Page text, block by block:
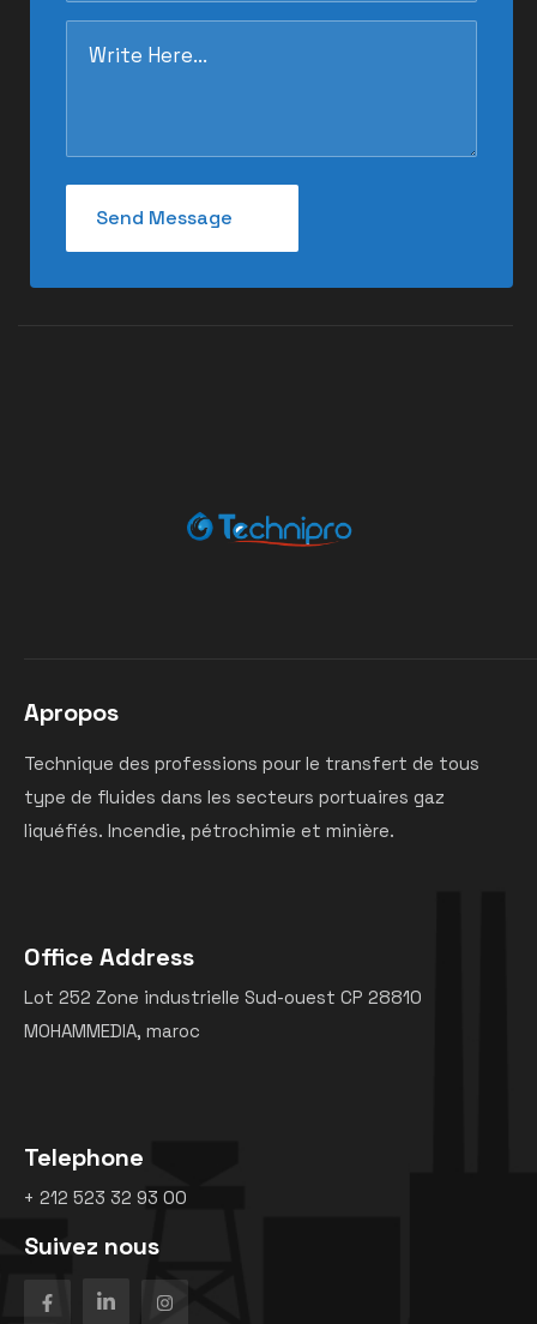
Apropos
Technique des professions pour le transfert de tous
type de fluides dans les secteurs portuaires gaz
liquéfiés. Incendie, pétrochimie et minière.
Office Address
Lot 252 Zone industrielle Sud-ouest CP 28810
MOHAMMEDIA, maroc
Telephone
+ 212 523 32 93 00
Suivez nous